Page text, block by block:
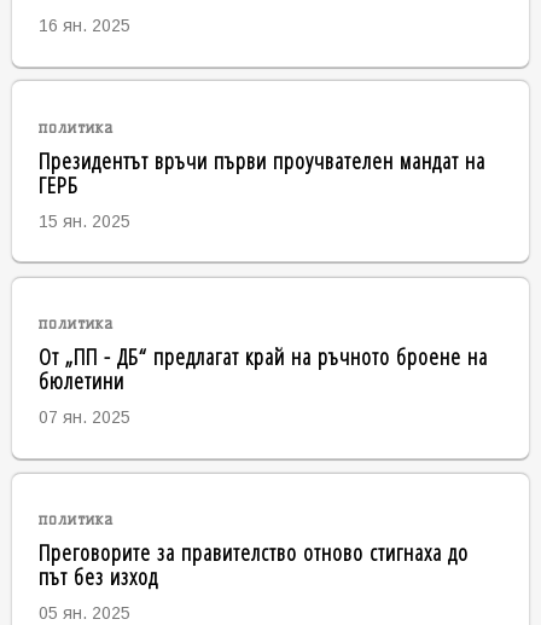
16 ян. 2025
политика
Президентът връчи първи проучвателен мандат на
ГЕРБ
15 ян. 2025
политика
От „ПП - ДБ“ предлагат край на ръчното броене на
бюлетини
07 ян. 2025
политика
Преговорите за правителство отново стигнаха до
път без изход
05 ян. 2025